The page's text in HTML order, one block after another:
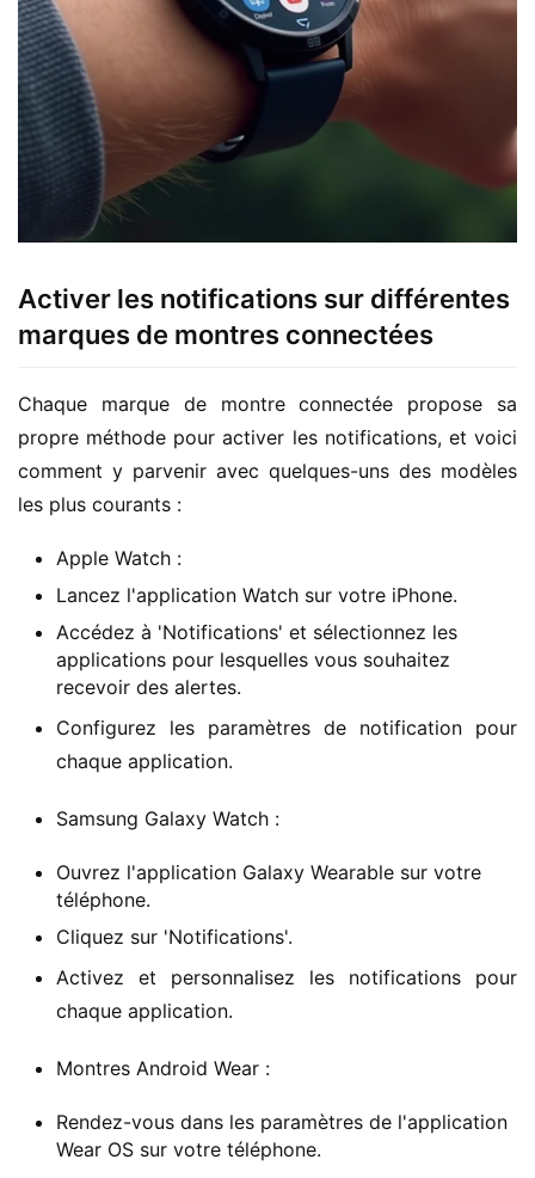
Activer les notifications sur différentes
marques de montres connectées
Chaque marque de montre connectée propose sa
propre méthode pour activer les notifications, et voici
comment y parvenir avec quelques-uns des modèles
les plus courants :
Apple Watch :
Lancez l'application Watch sur votre iPhone.
Accédez à 'Notifications' et sélectionnez les
applications pour lesquelles vous souhaitez
recevoir des alertes.
Configurez les paramètres de notification pour
chaque application.
Samsung Galaxy Watch :
Ouvrez l'application Galaxy Wearable sur votre
téléphone.
Cliquez sur 'Notifications'.
Activez et personnalisez les notifications pour
chaque application.
Montres Android Wear :
Rendez-vous dans les paramètres de l'application
Wear OS sur votre téléphone.